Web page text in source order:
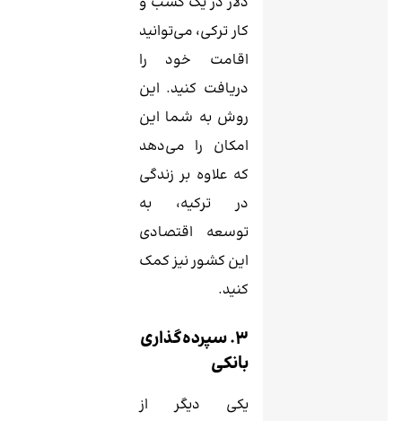
کار ترکی، می‌توانید
اقامت خود را
دریافت کنید. این
روش به شما این
امکان را می‌دهد
که علاوه بر زندگی
در ترکیه، به
توسعه اقتصادی
این کشور نیز کمک
کنید.
3. سپرده‌گذاری
بانکی
یکی دیگر از